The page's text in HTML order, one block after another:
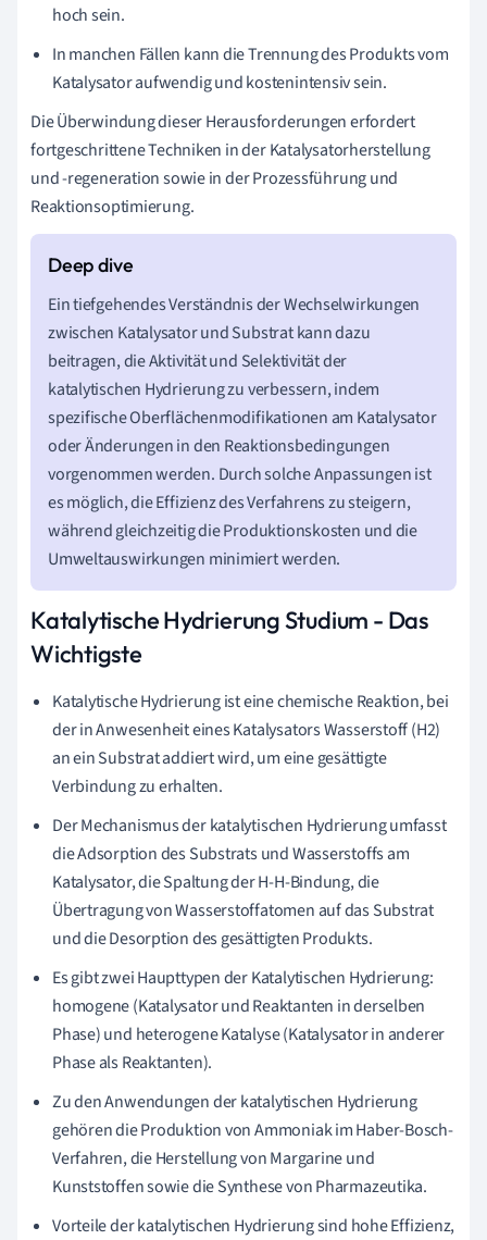
hoch sein.
In manchen Fällen kann die Trennung des Produkts vom
Katalysator aufwendig und kostenintensiv sein.
Die Überwindung dieser Herausforderungen erfordert
fortgeschrittene Techniken in der Katalysatorherstellung
und -regeneration sowie in der Prozessführung und
Reaktionsoptimierung.
Ein tiefgehendes Verständnis der Wechselwirkungen
zwischen Katalysator und Substrat kann dazu
beitragen, die Aktivität und Selektivität der
katalytischen Hydrierung zu verbessern, indem
spezifische Oberflächenmodifikationen am Katalysator
oder Änderungen in den Reaktionsbedingungen
vorgenommen werden. Durch solche Anpassungen ist
es möglich, die Effizienz des Verfahrens zu steigern,
während gleichzeitig die Produktionskosten und die
Umweltauswirkungen minimiert werden.
Katalytische Hydrierung Studium - Das
Wichtigste
Katalytische Hydrierung ist eine chemische Reaktion, bei
der in Anwesenheit eines Katalysators Wasserstoff (H2)
an ein Substrat addiert wird, um eine gesättigte
Verbindung zu erhalten.
Der Mechanismus der katalytischen Hydrierung umfasst
die Adsorption des Substrats und Wasserstoffs am
Katalysator, die Spaltung der H-H-Bindung, die
Übertragung von Wasserstoffatomen auf das Substrat
und die Desorption des gesättigten Produkts.
Es gibt zwei Haupttypen der Katalytischen Hydrierung:
homogene (Katalysator und Reaktanten in derselben
Phase) und heterogene Katalyse (Katalysator in anderer
Phase als Reaktanten).
Zu den Anwendungen der katalytischen Hydrierung
gehören die Produktion von Ammoniak im Haber-Bosch-
Verfahren, die Herstellung von Margarine und
Kunststoffen sowie die Synthese von Pharmazeutika.
Vorteile der katalytischen Hydrierung sind hohe Effizienz,